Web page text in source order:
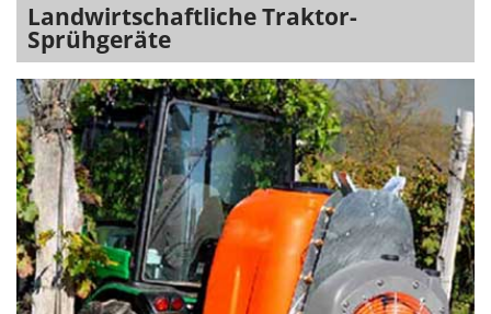
Landwirtschaftliche Traktor-
Sprühgeräte